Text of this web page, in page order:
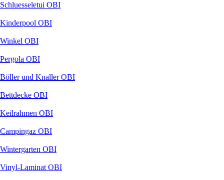
Schluesseletui OBI
Kinderpool OBI
Winkel OBI
Pergola OBI
Böller und Knaller OBI
Bettdecke OBI
Keilrahmen OBI
Campingaz OBI
Wintergarten OBI
Vinyl-Laminat OBI